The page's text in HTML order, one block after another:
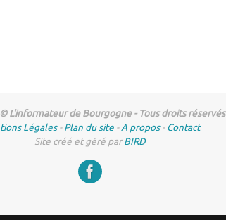
L'informateur de Bourgogne - Tous droits réservés
Légales-Plan du site -A propos-Contact
Site créé et géré parBIRD